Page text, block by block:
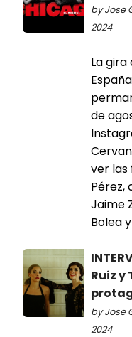
by Jose
2024
La
de
ver las
Pérez,
Jaime
Bolea
Ruiz y
by Jose
2024